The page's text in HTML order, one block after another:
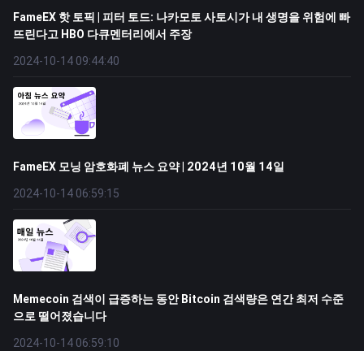
FameEX 핫 토픽 | 피터 토드: 나카모토 사토시가 내 생명을 위험에 빠
뜨린다고 HBO 다큐멘터리에서 주장
2024-10-14 09:44:40
FameEX 모닝 암호화폐 뉴스 요약 | 2024년 10월 14일
2024-10-14 06:59:15
Memecoin 검색이 급증하는 동안 Bitcoin 검색량은 연간 최저 수준
으로 떨어졌습니다
2024-10-14 06:59:10